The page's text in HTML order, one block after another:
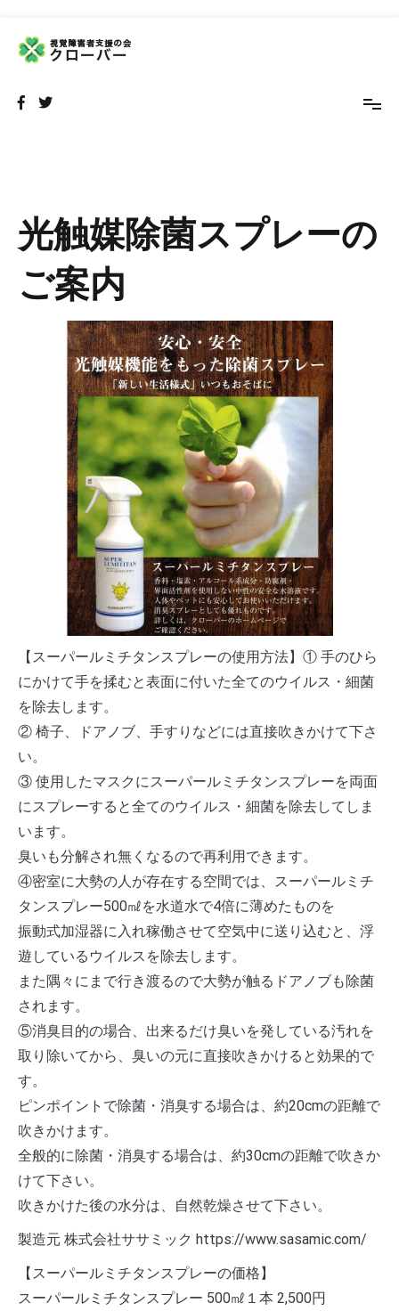
光触媒除菌スプレーの
ご案内
【スーパールミチタンスプレーの使用方法】 ① 手のひら
にかけて手を揉むと表面に付いた全てのウイルス・細菌
を除去します。
② 椅子、ドアノブ、手すりなどには直接吹きかけて下さ
い。
③ 使用したマスクにスーパールミチタンスプレーを両面
にスプレーすると全てのウイルス・細菌を除去してしま
います。
臭いも分解され無くなるので再利用できます。
④密室に大勢の人が存在する空間では、スーパールミチ
タンスプレー500㎖を水道水で4倍に薄めたものを
振動式加湿器に入れ稼働させて空気中に送り込むと、浮
遊しているウイルスを除去します。
また隅々にまで行き渡るので大勢が触るドアノブも除菌
されます。
⑤消臭目的の場合、出来るだけ臭いを発している汚れを
取り除いてから、臭いの元に直接吹きかけると効果的で
す。
ピンポイントで除菌・消臭する場合は、約20cmの距離で
吹きかけます。
全般的に除菌・消臭する場合は、約30cmの距離で吹きか
けて下さい。
吹きかけた後の水分は、自然乾燥させて下さい。
製造元 株式会社ササミック https://www.sasamic.com/
【スーパールミチタンスプレーの価格】
スーパールミチタンスプレー 500㎖１本 2,500円